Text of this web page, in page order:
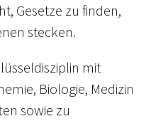
Gesetze zu finden,
stecken.
mit
Biologie, Medizin
sowie zu